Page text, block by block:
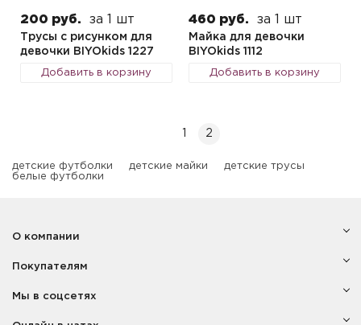
200 руб. за 1 шт
Трусы с рисунком для
девочки BIYOkids 1227
Добавить в корзину
460 руб. за 1 шт
Майка для девочки
BIYOkids 1112
Добавить в корзину
2
детские футболки детские майки
детские трусы
белые футболки
Покупателям
О компании
Мы в соцсетях